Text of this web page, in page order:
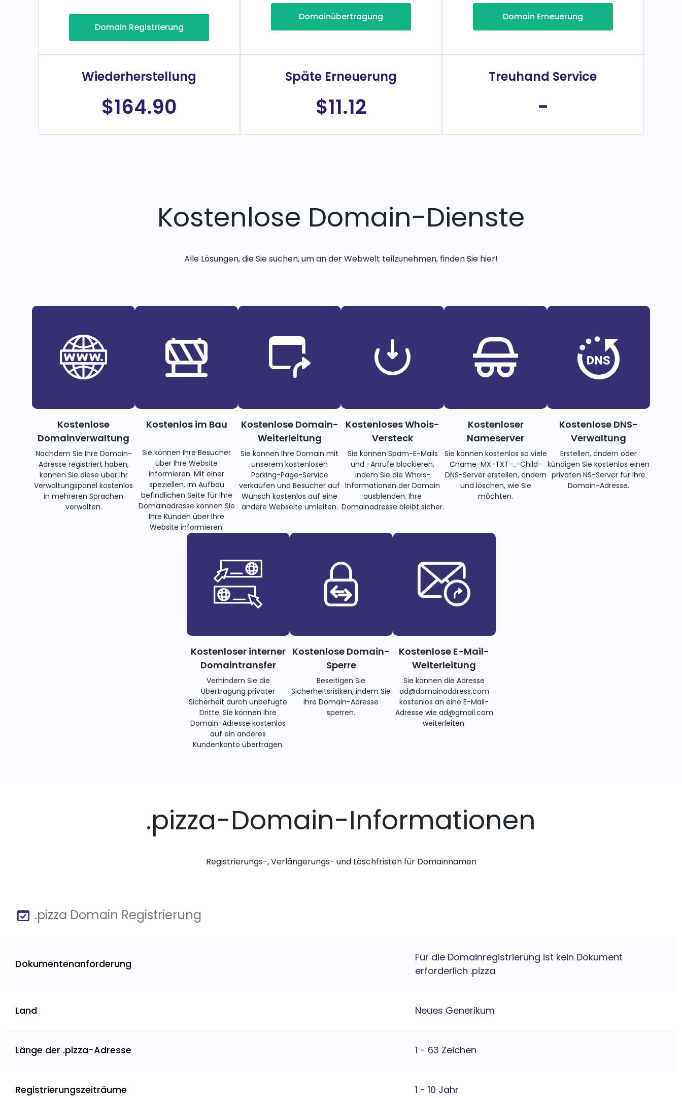
Domain Registrierung
Domainübertragung Domain Erneuerung
Wiederherstellung
$164.90
Späte Erneuerung
$11.12
Treuhand Service
-
Kostenlose Domain-Dienste
Alle Lösungen, die Sie suchen, um an der Webwelt teilzunehmen, finden Sie hier!
Kostenlose
Domainverwaltung
Nachdem Sie Ihre Domain-
Adresse registriert haben,
können Sie diese über Ihr
Verwaltungspanel kostenlos
in mehreren Sprachen
verwalten.
Kostenlos im Bau
Sie können Ihre Besucher
über Ihre Website
informieren. Mit einer
speziellen, im Aufbau
befindlichen Seite für Ihre
Domainadresse können Sie
Ihre Kunden über Ihre
Website informieren.
Kostenlose Domain-
Weiterleitung
Sie können Ihre Domain mit
unserem kostenlosen
Parking-Page-Service
verkaufen und Besucher auf
Wunsch kostenlos auf eine
andere Webseite umleiten.
Kostenloses Whois-
Versteck
Sie können Spam-E-Mails
und -Anrufe blockieren,
indem Sie die Whois-
Informationen der Domain
ausblenden. Ihre
Domainadresse bleibt sicher.
Kostenloser
Nameserver
Sie können kostenlos so viele
Cname-MX-TXT-..-Child-
DNS-Server erstellen, ändern
und löschen, wie Sie
möchten.
Kostenlose DNS-
Verwaltung
Erstellen, ändern oder
kündigen Sie kostenlos einen
privaten NS-Server für Ihre
Domain-Adresse.
Kostenloser interner
Domaintransfer
Verhindern Sie die
Übertragung privater
Sicherheit durch unbefugte
Dritte. Sie können Ihre
Domain-Adresse kostenlos
auf ein anderes
Kundenkonto übertragen.
Kostenlose Domain-
Sperre
Beseitigen Sie
Sicherheitsrisiken, indem Sie
Ihre Domain-Adresse
sperren.
Kostenlose E-Mail-
Weiterleitung
Sie können die Adresse
ad@domainaddress.com
kostenlos an eine E-Mail-
Adresse wie ad@gmail.com
weiterleiten.
.pizza-Domain-Informationen
Registrierungs-, Verlängerungs- und Löschfristen für Domainnamen
.pizza Domain Registrierung
Dokumentenanforderung
Für die Domainregistrierung ist kein Dokument
erforderlich .pizza
Land Neues Generikum
Länge der .pizza-Adresse 1 - 63 Zeichen
Registrierungszeiträume 1 - 10 Jahr